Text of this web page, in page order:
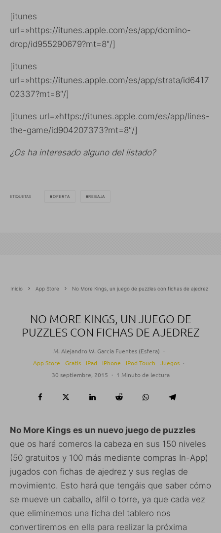
[itunes
url=»https://itunes.apple.com/es/app/domino-
drop/id955290679?mt=8″/]
[itunes
url=»https://itunes.apple.com/es/app/strata/id6417
02337?mt=8″/]
[itunes url=»https://itunes.apple.com/es/app/lines-
the-game/id904207373?mt=8″/]
¿Os ha interesado alguno del listado?
ETIQUETAS OFERTA REBAJA
Inicio App Store No More Kings, un juego de puzzles con fichas de ajedrez
NO MORE KINGS, UN JUEGO DE
PUZZLES CON FICHAS DE AJEDREZ
M. Alejandro W. García Fuentes (Esfera) ·
App Store
Gratis iPad iPhone iPod Touch Juegos ·
30 septiembre, 2015 · 1 Minuto de lectura
No More Kings es un nuevo juego de puzzles
que os hará comeros la cabeza en sus 150 niveles
(50 gratuitos y 100 más mediante compras In-App)
jugados con fichas de ajedrez y sus reglas de
movimiento. Esto hará que tengáis que saber cómo
se mueve un caballo, alfil o torre, ya que cada vez
que eliminemos una ficha del tablero nos
convertiremos en ella para realizar la próxima